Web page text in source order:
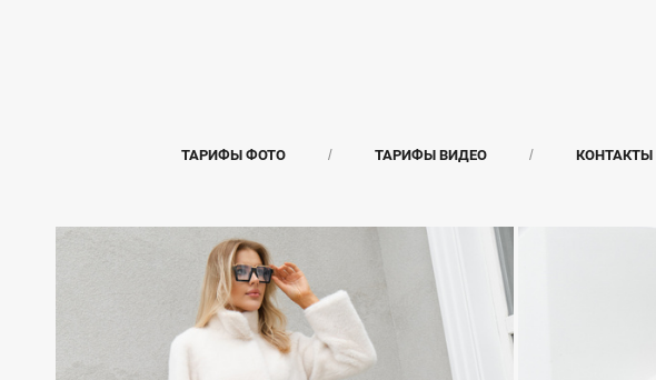
ТАРИФЫ ФОТО ТАРИФЫ ВИДЕО КОНТАКТЫ